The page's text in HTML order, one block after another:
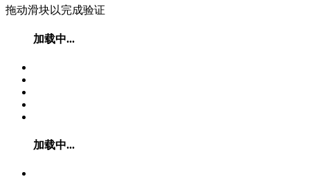
拖动滑块以完成验证
加载中...
加载中...